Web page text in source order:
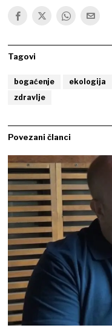
Tagovi
bogaćenje ekologija
zdravlje
Povezani članci